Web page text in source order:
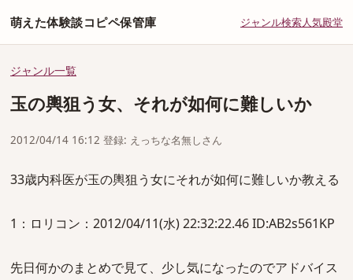
萌えた体験談コピペ保管庫 ジャンル検索人気殿堂
ジャンル一覧
玉の輿狙う女、それが如何に難しいか
2012/04/14 16:12 登録: えっちな名無しさん
33歳内科医が玉の輿狙う女にそれが如何に難しいか教える
1：ロリコン：2012/04/11(水) 22:32:22.46 ID:AB2s561KP
先日何かのまとめで見て、少し気になったのでアドバイス